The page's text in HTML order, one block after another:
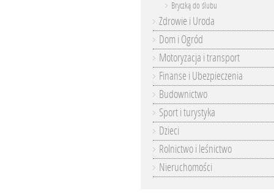
Bryczką do ślubu
Zdrowie i Uroda
Dom i Ogród
Motoryzacja i transport
Finanse i Ubezpieczenia
Budownictwo
Sport i turystyka
Dzieci
Rolnictwo i leśnictwo
Nieruchomości